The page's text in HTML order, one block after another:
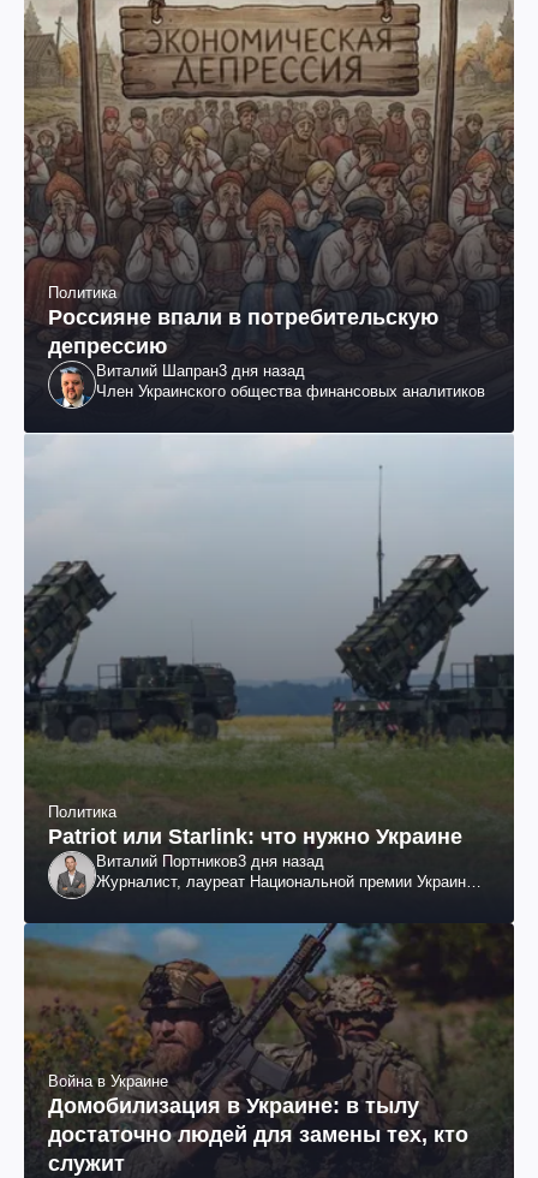
Политика
Россияне впали в потребительскую
депрессию
Виталий Шапран3 дня назад
Член Украинского общества финансовых аналитиков
Политика
Patriot или Starlink: что нужно Украине
Виталий Портников3 дня назад
Журналист, лауреат Национальной премии Украины
Война в Украине
Домобилизация в Украине: в тылу
достаточно людей для замены тех, кто
служит